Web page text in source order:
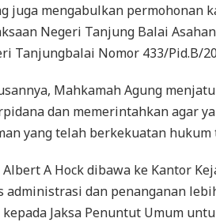
juga mengabulkan permohonan
Negeri Tanjung Balai
Tanjungbalai Nomor 433/Pid.B/
Mahkamah Agung
dan memerintahkan agar
yang telah berkekuatan hukum
A Hock dibawa ke Kantor
administrasi dan penanganan
Jaksa Penuntut Umum